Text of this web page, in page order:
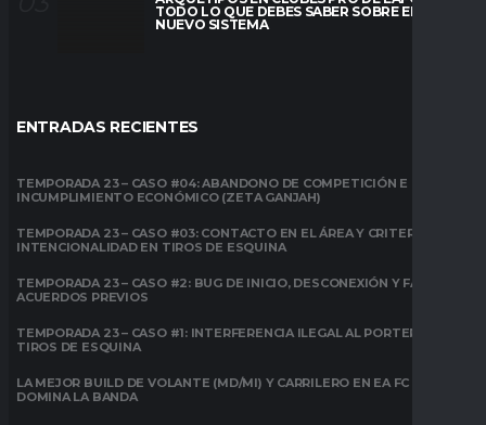
TODO LO QUE DEBES SABER SOBRE EL
NUEVO SISTEMA
ENTRADAS RECIENTES
TEMPORADA 23 – CASO #04: ABANDONO DE COMPETICIÓN E
INCUMPLIMIENTO ECONÓMICO (ZETA GANJAH)
TEMPORADA 23 – CASO #03: CONTACTO EN EL ÁREA Y CRITERIO DE
INTENCIONALIDAD EN TIROS DE ESQUINA
TEMPORADA 23 – CASO #2: BUG DE INICIO, DESCONEXIÓN Y FALTA DE
ACUERDOS PREVIOS
TEMPORADA 23 – CASO #1: INTERFERENCIA ILEGAL AL PORTERO EN
TIROS DE ESQUINA
LA MEJOR BUILD DE VOLANTE (MD/MI) Y CARRILERO EN EA FC 26:
DOMINA LA BANDA